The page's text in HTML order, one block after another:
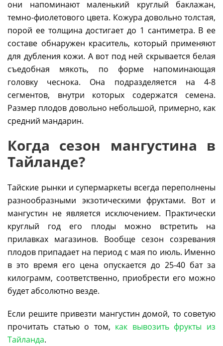
они напоминают маленький круглый баклажан,
темно-фиолетового цвета. Кожура довольно толстая,
порой ее толщина достигает до 1 сантиметра. В ее
составе обнаружен краситель, который применяют
для дубления кожи. А вот под ней скрывается белая
съедобная мякоть, по форме напоминающая
головку чеснока. Она подразделяется на 4-8
сегментов, внутри которых содержатся семена.
Размер плодов довольно небольшой, примерно, как
средний мандарин.
Когда сезон мангустина в
Тайланде?
Тайские рынки и супермаркеты всегда переполнены
разнообразными экзотическими фруктами. Вот и
мангустин не является исключением. Практически
круглый год его плоды можно встретить на
прилавках магазинов. Вообще сезон созревания
плодов припадает на период с мая по июль. Именно
в это время его цена опускается до 25-40 бат за
килограмм, соответственно, приобрести его можно
будет абсолютно везде.
Если решите привезти мангустин домой, то советую
прочитать статью о том, как вывозить фрукты из
Тайланда.